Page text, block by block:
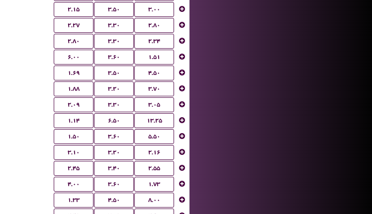
۲.۱۵ ۳.۵۰ ۳.۰۰
۲.۲۷ ۳.۳۰ ۲.۸۰
۲.۸۰ ۳.۳۰ ۲.۳۴
۶.۰۰ ۳.۶۰ ۱.۵۱
۱.۶۹ ۳.۵۰ ۴.۵۰
۱.۸۸ ۳.۲۰ ۳.۷۰
۲.۰۹ ۳.۳۰ ۳.۰۵
۱.۱۴ ۶.۵۰ ۱۳.۲۵
۱.۵۰ ۳.۶۰ ۵.۵۰
۳.۱۰ ۳.۲۰ ۲.۱۶
۲.۴۵ ۳.۴۰ ۲.۵۵
۴.۰۰ ۳.۶۰ ۱.۷۳
۱.۳۳ ۴.۵۰ ۸.۰۰